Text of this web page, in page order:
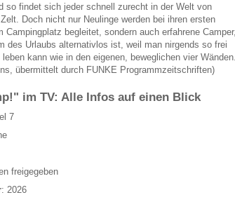
so findet sich jeder schnell zurecht in der Welt von
Doch nicht nur Neulinge werden bei ihren ersten
Campingplatz begleitet, sondern auch erfahrene Camper,
des Urlaubs alternativlos ist, weil man nirgends so frei
kann wie in den eigenen, beweglichen vier Wänden.
übermittelt durch FUNKE Programmzeitschriften)
im TV: Alle Infos auf einen Blick
7
freigegeben
: 2026